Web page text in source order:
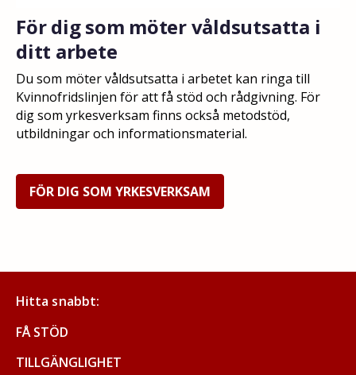
För dig som möter våldsutsatta i
ditt arbete
Du som möter våldsutsatta i arbetet kan ringa till
Kvinnofridslinjen för att få stöd och rådgivning. För
dig som yrkesverksam finns också metodstöd,
utbildningar och informationsmaterial.
FÖR DIG SOM YRKESVERKSAM
Hitta snabbt:
FÅ STÖD
TILLGÄNGLIGHET